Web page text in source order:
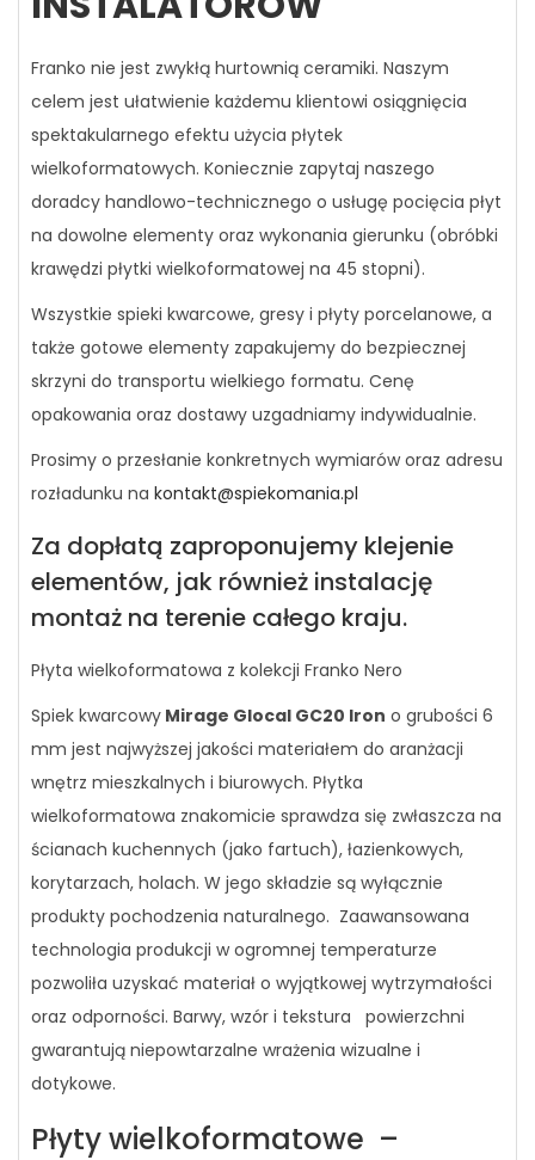
Franko nie jest zwykłą hurtownią ceramiki. Naszym
celem jest ułatwienie każdemu klientowi osiągnięcia
spektakularnego efektu użycia płytek
wielkoformatowych. Koniecznie zapytaj naszego
doradcy handlowo-technicznego o usługę pocięcia płyt
na dowolne elementy oraz wykonania gierunku (obróbki
krawędzi płytki wielkoformatowej na 45 stopni).
Wszystkie spieki kwarcowe, gresy i płyty porcelanowe, a
także gotowe elementy zapakujemy do bezpiecznej
skrzyni do transportu wielkiego formatu. Cenę
opakowania oraz dostawy uzgadniamy indywidualnie.
Prosimy o przesłanie konkretnych wymiarów oraz adresu
rozładunku na kontakt@spiekomania.pl
Za dopłatą zaproponujemy klejenie
elementów, jak również instalację
montaż na terenie całego kraju.
Płyta wielkoformatowa z kolekcji Franko Nero
Spiek kwarcowy Mirage Glocal GC20 Iron o grubości 6
mm jest najwyższej jakości materiałem do aranżacji
wnętrz mieszkalnych i biurowych. Płytka
wielkoformatowa znakomicie sprawdza się zwłaszcza na
ścianach kuchennych (jako fartuch), łazienkowych,
korytarzach, holach. W jego składzie są wyłącznie
produkty pochodzenia naturalnego. Zaawansowana
technologia produkcji w ogromnej temperaturze
pozwoliła uzyskać materiał o wyjątkowej wytrzymałości
oraz odporności. Barwy, wzór i tekstura powierzchni
gwarantują niepowtarzalne wrażenia wizualne i
dotykowe.
Płyty wielkoformatowe –